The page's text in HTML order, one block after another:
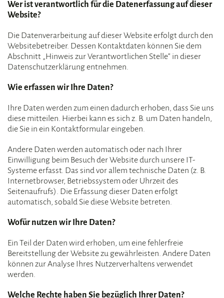
Wer ist verantwortlich für die Datenerfassung auf dieser
Website?
Die Datenverarbeitung auf dieser Website erfolgt durch den
Websitebetreiber. Dessen Kontaktdaten können Sie dem
Abschnitt „Hinweis zur Verantwortlichen Stelle“ in dieser
Datenschutzerklärung entnehmen.
Wie erfassen wir Ihre Daten?
Ihre Daten werden zum einen dadurch erhoben, dass Sie uns
diese mitteilen. Hierbei kann es sich z. B. um Daten handeln,
die Sie in ein Kontaktformular eingeben.
Andere Daten werden automatisch oder nach Ihrer
Einwilligung beim Besuch der Website durch unsere IT-
Systeme erfasst. Das sind vor allem technische Daten (z. B.
Internetbrowser, Betriebssystem oder Uhrzeit des
Seitenaufrufs). Die Erfassung dieser Daten erfolgt
automatisch, sobald Sie diese Website betreten.
Wofür nutzen wir Ihre Daten?
Ein Teil der Daten wird erhoben, um eine fehlerfreie
Bereitstellung der Website zu gewährleisten. Andere Daten
können zur Analyse Ihres Nutzerverhaltens verwendet
werden.
Welche Rechte haben Sie bezüglich Ihrer Daten?